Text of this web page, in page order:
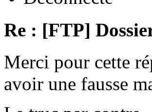
Re : [FTP]
Merci pour cette
avoir une fausse